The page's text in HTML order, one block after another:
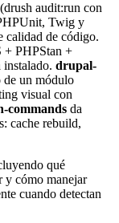
audit:run con
Twig y
calidad de código.
+ PHPStan +
drupal-
de un módulo
visual con
commands da
cache rebuild,
qué
y cómo manejar
cuando detectan